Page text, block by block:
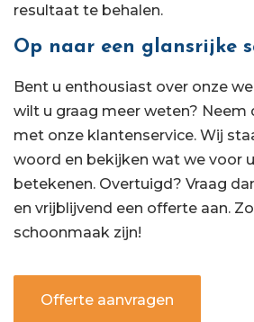
resultaat te behalen.
Op naar een glansrijke
Bent u enthousiast over onze
wilt u graag meer weten? Neem
met onze klantenservice. Wij
woord en bekijken wat we voor
betekenen. Overtuigd? Vraag
en vrijblijvend een offerte aan.
schoonmaak zijn!
Offerte aanvragen